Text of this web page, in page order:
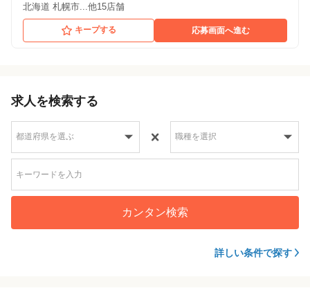
北海道 札幌市...他15店舗
キープする 応募画面へ進む
求人を検索する
カンタン検索
詳しい条件で探す